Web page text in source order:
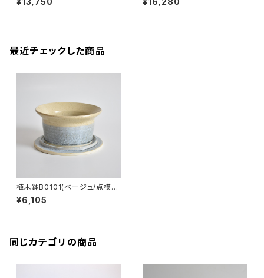
最近チェックした商品
植木鉢B0101(ベージュ/点模
様/マット/青/水色/緑)
¥6,105
同じカテゴリの商品